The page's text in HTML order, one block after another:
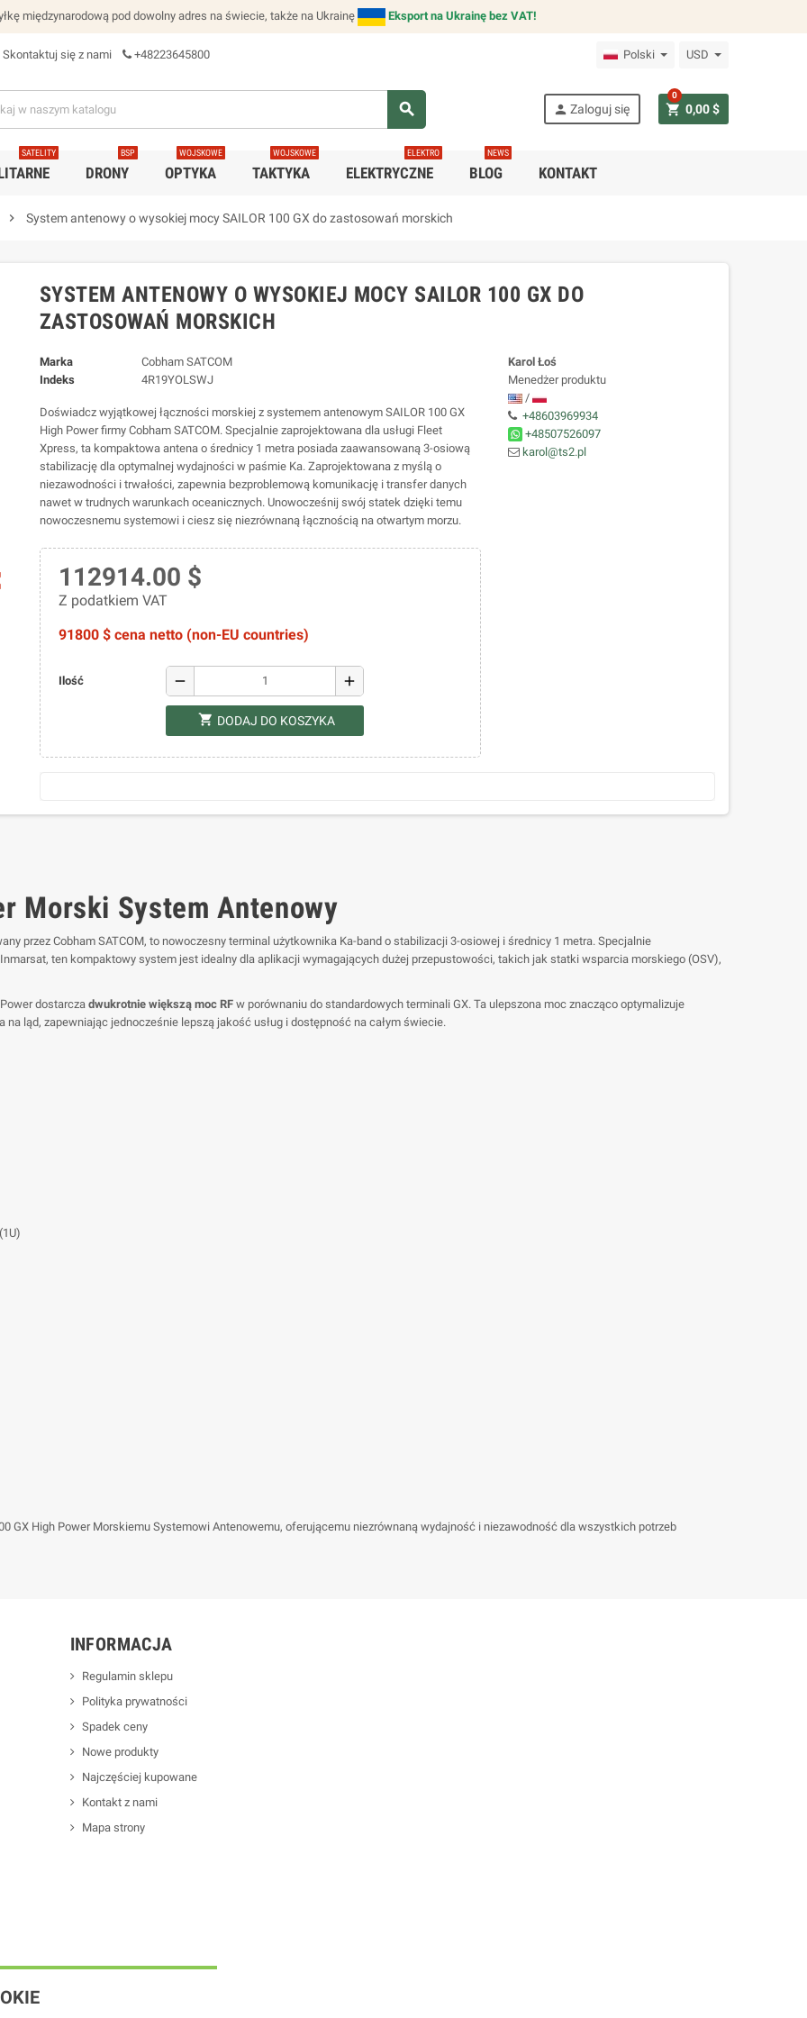
międzynarodową pod dowolny adres na świecie, także na Ukrainę Eksport na Ukrainę bez VAT!
Skontaktuj się z nami +48223645800 Polski USD
search person Zaloguj się shopping_cart 0,00 $
0
SATELITY
DRONY
BSP
OPTYKA
WOJSKOWE
TAKTYKA
WOJSKOWE
ELEKTRYCZNE
ELEKTRO
BLOG
NEWS
KONTAKT
chevron_right System antenowy o wysokiej mocy SAILOR 100 GX do zastosowań morskich
SYSTEM ANTENOWY O WYSOKIEJ MOCY SAILOR 100 GX DO
ZASTOSOWAŃ MORSKICH
Marka
Cobham SATCOM
Indeks
4R19YOLSWJ
Doświadcz wyjątkowej łączności morskiej z systemem antenowym SAILOR 100 GX
High Power firmy Cobham SATCOM. Specjalnie zaprojektowana dla usługi Fleet
Xpress, ta kompaktowa antena o średnicy 1 metra posiada zaawansowaną 3-osiową
stabilizację dla optymalnej wydajności w paśmie Ka. Zaprojektowana z myślą o
niezawodności i trwałości, zapewnia bezproblemową komunikację i transfer danych
nawet w trudnych warunkach oceanicznych. Unowocześnij swój statek dzięki temu
nowoczesnemu systemowi i ciesz się niezrównaną łącznością na otwartym morzu.
112914.00 $
Z podatkiem VAT
91800 $ cena netto (non-EU countries)
Ilość remove add
shopping_cart DODAJ DO KOSZYKA
Karol Łoś
Menedżer produktu
/
+48603969934
+48507526097
karol@ts2.pl
Morski System Antenowy
przez Cobham SATCOM, to nowoczesny terminal użytkownika Ka-band o stabilizacji 3-osiowej i średnicy 1 metra. Specjalnie
ten kompaktowy system jest idealny dla aplikacji wymagających dużej przepustowości, takich jak statki wsparcia morskiego (OSV),
dostarcza dwukrotnie większą moc RF w porównaniu do standardowych terminali GX. Ta ulepszona moc znacząco optymalizuje
ląd, zapewniając jednocześnie lepszą jakość usług i dostępność na całym świecie.
GX High Power Morskiemu Systemowi Antenowemu, oferującemu niezrównaną wydajność i niezawodność dla wszystkich potrzeb
INFORMACJA
Regulamin sklepu
Polityka prywatności
Spadek ceny
Nowe produkty
Najczęściej kupowane
Kontakt z nami
Mapa strony